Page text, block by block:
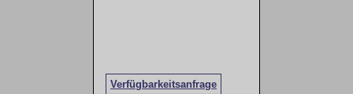
Verfügbarkeitsanfrage